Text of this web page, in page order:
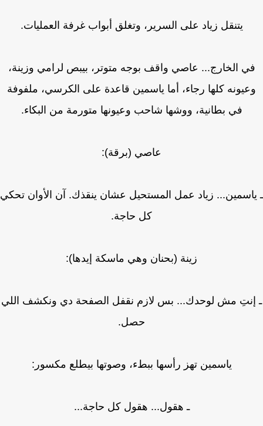
يتنقل زياد على السرير، وتغلق أبواب غرفة العمليات.
الخارج... عاصي واقف بوجه متوتر، بيبص لرامي وزينة،
كلها رجاء، أما ياسمين قاعدة على الكرسي، ملفوفة
في بطانية، ووشها شاحب وعيونها متورمة من البكاء.
عاصي (برقة):
زياد عمل المستحيل عشان ينقذك. آن الأوان تحكي
كل حاجة.
زينة (بحنان وهي ماسكة إيدها):
مش لوحدك... بس لازم نقفل الصفحة دي ونكشف اللي
حصل.
ياسمين تهز رأسها ببطء، وصوتها بيطلع مكسور:
ـ هقول... هقول كل حاجة...